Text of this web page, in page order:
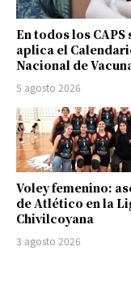
En todos los CAPS
aplica el
Nacional de
5 agosto 2026
Voley femenino:
de Atlético en la
Chivilcoyana
3 agosto 2026